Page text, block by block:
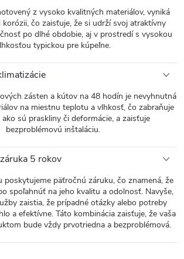
z vysoko kvalitných materiálov, vyniká
čo zaisťuje, že si udrží svoj atraktívny
po dlhé obdobie, aj v prostredí s vysokou
typickou pre kúpeľne.
zásten a kútov na 48 hodín je nevyhnutná
na miestnu teplotu a vlhkosť, čo zabraňuje
sú praskliny či deformácie, a zaisťuje
bezproblémovú inštaláciu.
5 rokov
päťročnú záruku, čo znamená, že
spoľahnúť na jeho kvalitu a odolnosť. Navyše,
zaistia, že prípadné otázky alebo potreby
a efektívne. Táto kombinácia zaisťuje, že vaša
bude vždy prvotriedna a bezproblémová.